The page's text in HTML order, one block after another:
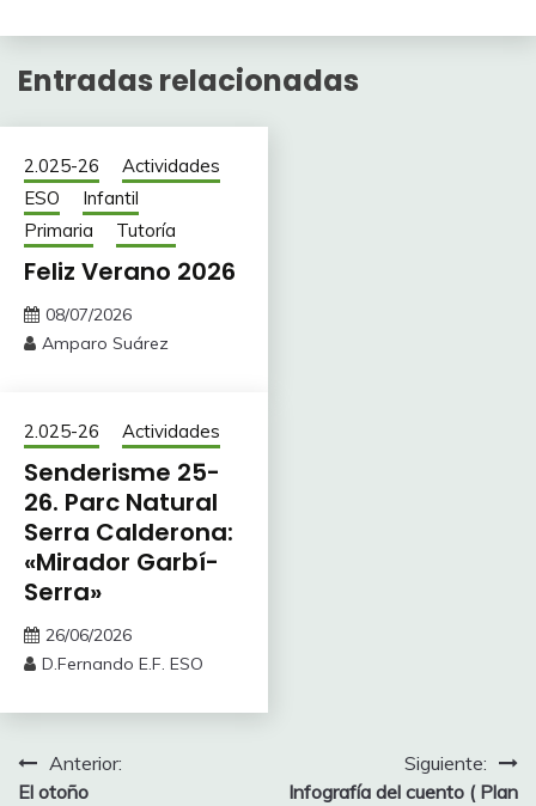
Entradas relacionadas
2.025-26
Actividades
ESO
Infantil
Primaria
Tutoría
Feliz Verano 2026
08/07/2026
Amparo Suárez
2.025-26 Actividades
Senderisme 25-
26. Parc Natural
Serra Calderona:
«Mirador Garbí-
Serra»
26/06/2026
D.Fernando E.F. ESO
Navegación
Anterior:
El otoño
Siguiente:
Infografía del cuento ( Plan